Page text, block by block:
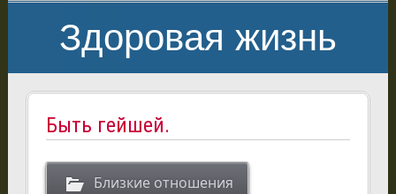
Здоровая жизнь
Быть гейшей.
Близкие отношения